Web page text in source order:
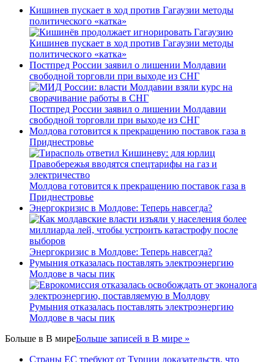
Кишинев пускает в ход против Гагаузии методы
политического «катка»
Кишинев пускает в ход против Гагаузии методы
политического «катка»
Постпред России заявил о лишении Молдавии
свободной торговли при выходе из СНГ
Постпред России заявил о лишении Молдавии
свободной торговли при выходе из СНГ
Молдова готовится к прекращению поставок газа в
Приднестровье
Молдова готовится к прекращению поставок газа в
Приднестровье
Энергокризис в Молдове: Теперь навсегда?
Энергокризис в Молдове: Теперь навсегда?
Румыния отказалась поставлять электроэнергию
Молдове в часы пик
Румыния отказалась поставлять электроэнергию
Молдове в часы пик
Больше в В миреБольше записей в В мире »
Страны ЕС требуют от Турции доказательств, что